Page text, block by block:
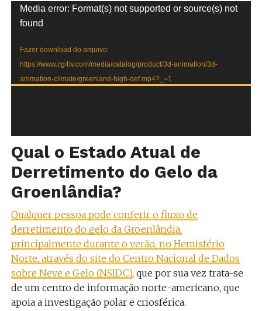
Tocador
de
Media error: Format(s) not supported or source(s) not
found
Fazer download do arquivo:
https://www.cg4tv.com/media/catalog/product/3d-animation/3d-
animation-climate/greenland-high-def.mp4?_=1
Qual o Estado Atual de
Derretimento do Gelo da
Groenlândia?
Qualquer pessoa pode conferir o fluxo de
derretimento do gelo da Groenlândia,
principalmente durante o verão, no Hemisfério
Norte, através do site do Centro Nacional de Dados
sobre Neve e Gelo (NSIDC), que por sua vez trata-se
de um centro de informação norte-americano, que
apoia a investigação polar e criosférica.